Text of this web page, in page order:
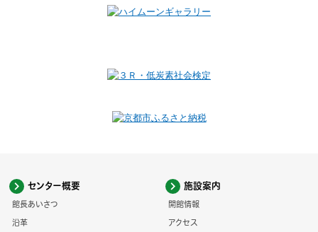
センター概要
館長あいさつ
沿革
施設案内
開館情報
アクセス